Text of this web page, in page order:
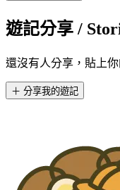
遊記分享 /
還沒有人分享，貼上
＋ 分享我的遊記